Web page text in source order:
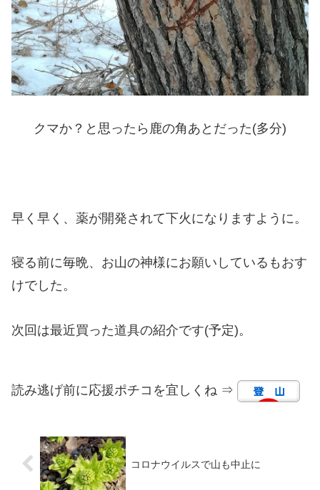
クマか？と思ったら鹿の角あとだった(多分)
早く早く、薬が開発されて下火になりますように。
寝る前に毎晩、お山の神様にお願いしているもおす
けでした。
次回は最近買った道具の紹介です(予定)。
読み逃げ前に応援ポチコを宜しくね ⇒
コロナウイルスで山も中止に